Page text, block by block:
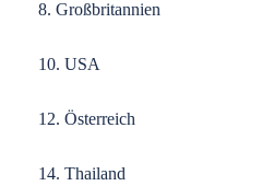
8. Großbritannien
10. USA
12. Österreich
14. Thailand